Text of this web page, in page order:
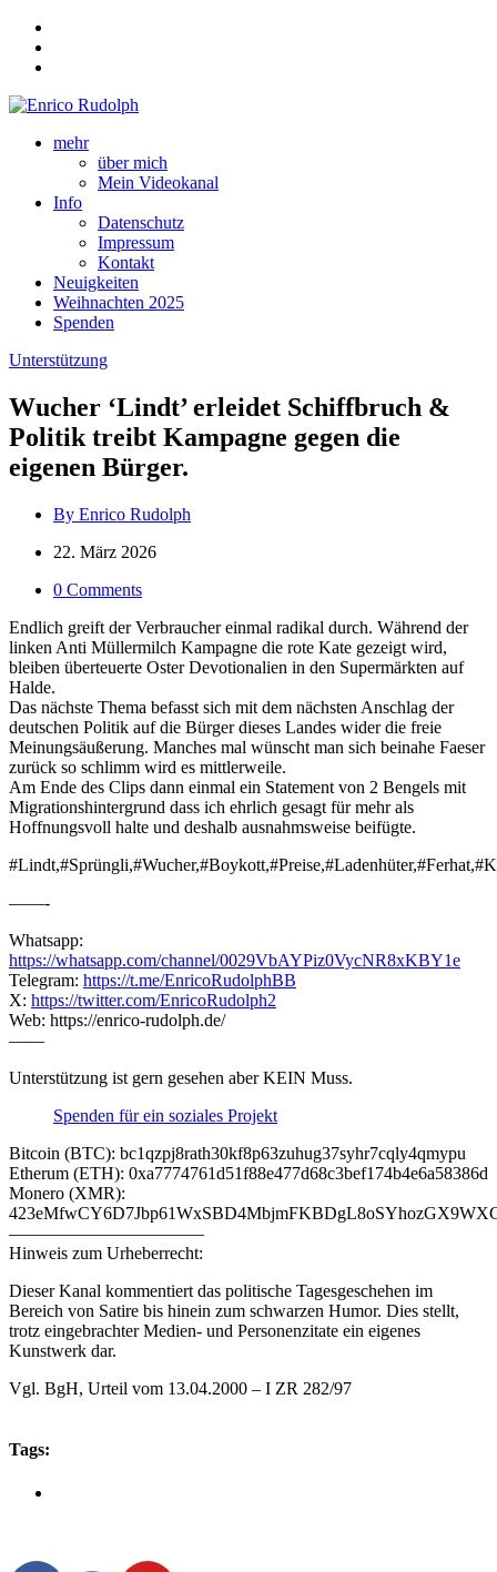
mehr
über mich
Mein Videokanal
Info
Datenschutz
Impressum
Kontakt
Neuigkeiten
Weihnachten 2025
Spenden
Unterstützung
Wucher ‘Lindt’ erleidet Schiffbruch &
Politik treibt Kampagne gegen die
eigenen Bürger.
By Enrico Rudolph
22. März 2026
0 Comments
Endlich greift der Verbraucher einmal radikal durch. Während der
linken Anti Müllermilch Kampagne die rote Kate gezeigt wird,
bleiben überteuerte Oster Devotionalien in den Supermärkten auf
Halde.
Das nächste Thema befasst sich mit dem nächsten Anschlag der
deutschen Politik auf die Bürger dieses Landes wider die freie
Meinungsäußerung. Manches mal wünscht man sich beinahe Faeser
zurück so schlimm wird es mittlerweile.
Am Ende des Clips dann einmal ein Statement von 2 Bengels mit
Migrationshintergrund dass ich ehrlich gesagt für mehr als
Hoffnungsvoll halte und deshalb ausnahmsweise beifügte.
——-
Whatsapp:
https://whatsapp.com/channel/0029VbAYPiz0VycNR8xKBY1e
Telegram: https://t.me/EnricoRudolphBB
X: https://twitter.com/EnricoRudolph2
Web: https://enrico-rudolph.de/
——
Unterstützung ist gern gesehen aber KEIN Muss.
Spenden für ein soziales Projekt
Bitcoin (BTC): bc1qzpj8rath30kf8p63zuhug37syhr7cqly4qmypu
Etherum (ETH): 0xa7774761d51f88e477d68c3bef174b4e6a58386d
Monero (XMR):
———————————
Hinweis zum Urheberrecht:
Dieser Kanal kommentiert das politische Tagesgeschehen im
Bereich von Satire bis hinein zum schwarzen Humor. Dies stellt,
trotz eingebrachter Medien- und Personenzitate ein eigenes
Kunstwerk dar.
Vgl. BgH, Urteil vom 13.04.2000 – I ZR 282/97
Tags: